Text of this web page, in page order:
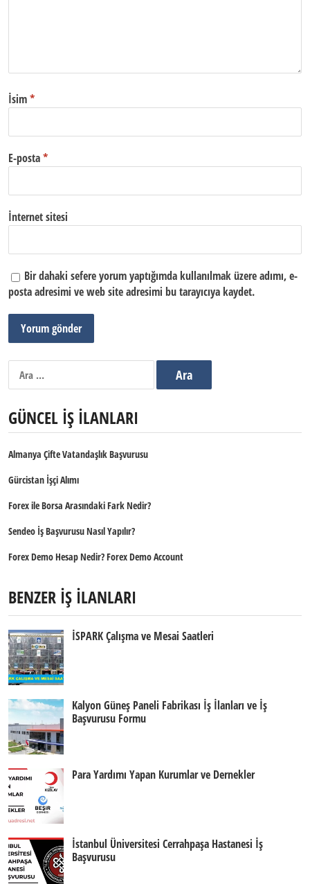
İsim*
E-posta*
İnternet sitesi
Bir dahaki sefere yorum yaptığımda kullanılmak üzere adımı, e-
posta adresimi ve web site adresimi bu tarayıcıya kaydet.
GÜNCEL İŞ İLANLARI
Almanya Çifte Vatandaşlık Başvurusu
Gürcistan İşçi Alımı
Forex ile Borsa Arasındaki Fark Nedir?
Sendeo İş Başvurusu Nasıl Yapılır?
Forex Demo Hesap Nedir? Forex Demo Account
BENZER İŞ İLANLARI
İSPARK Çalışma ve Mesai Saatleri
Kalyon Güneş Paneli Fabrikası İş İlanları ve İş
Başvurusu Formu
Para Yardımı Yapan Kurumlar ve Dernekler
İstanbul Üniversitesi Cerrahpaşa Hastanesi İş
Başvurusu